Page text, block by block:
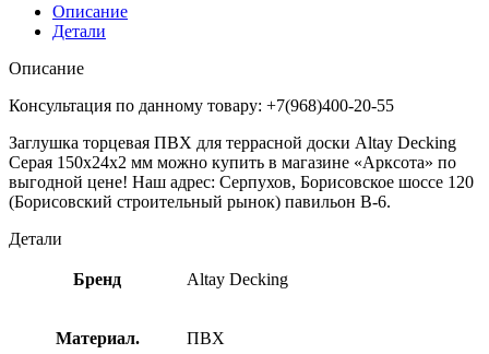
Описание
Детали
Описание
Консультация по данному товару: +7(968)400-20-55
Заглушка торцевая ПВХ для террасной доски Altay Decking
Серая 150х24х2 мм можно купить в магазине «Арксота» по
выгодной цене! Наш адрес: Серпухов, Борисовское шоссе 120
(Борисовский строительный рынок) павильон В-6.
Детали
Бренд Altay Decking
Материал. ПВХ